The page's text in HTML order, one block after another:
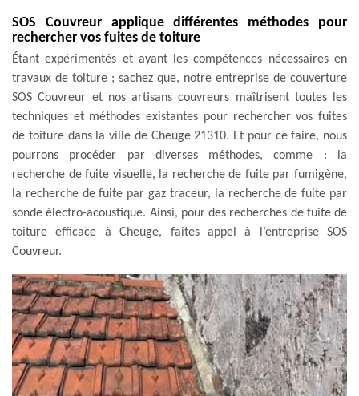
SOS Couvreur applique différentes méthodes pour
rechercher vos fuites de toiture
Étant expérimentés et ayant les compétences nécessaires en
travaux de toiture ; sachez que, notre entreprise de couverture
SOS Couvreur et nos artisans couvreurs maîtrisent toutes les
techniques et méthodes existantes pour rechercher vos fuites
de toiture dans la ville de Cheuge 21310. Et pour ce faire, nous
pourrons procéder par diverses méthodes, comme : la
recherche de fuite visuelle, la recherche de fuite par fumigène,
la recherche de fuite par gaz traceur, la recherche de fuite par
sonde électro-acoustique. Ainsi, pour des recherches de fuite de
toiture efficace à Cheuge, faites appel à l’entreprise SOS
Couvreur.